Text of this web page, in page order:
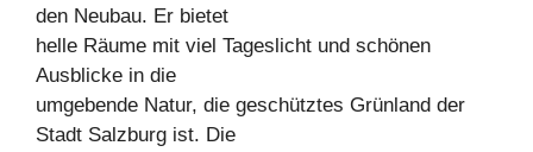
den Neubau. Er bietet
helle Räume mit viel Tageslicht und schönen
Ausblicke in die
umgebende Natur, die geschütztes Grünland der
Stadt Salzburg ist. Die